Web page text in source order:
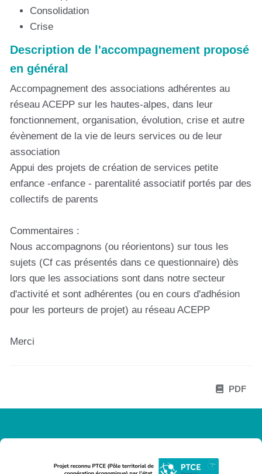
Consolidation
Crise
Description de l'accompagnement proposé
en général
Accompagnement des associations adhérentes au
réseau ACEPP sur les hautes-alpes, dans leur
fonctionnement, organisation, évolution, crise et autre
évènement de la vie de leurs services ou de leur
association
Appui des projets de création de services petite
enfance -enfance - parentalité associatif portés par des
collectifs de parents
Commentaires :
Nous accompagnons (ou réorientons) sur tous les
sujets (Cf cas présentés dans ce questionnaire) dès
lors que les associations sont dans notre secteur
d'activité et sont adhérentes (ou en cours d'adhésion
pour les porteurs de projet) au réseau ACEPP
Merci
PDF